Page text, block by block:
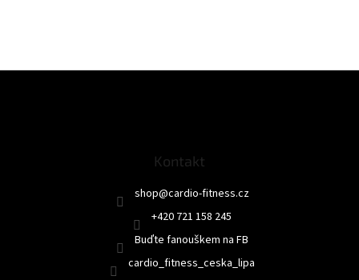
Kontakt
shop@cardio-fitness.cz
+420 721 158 245
Buďte fanouškem na FB
cardio_fitness_ceska_lipa